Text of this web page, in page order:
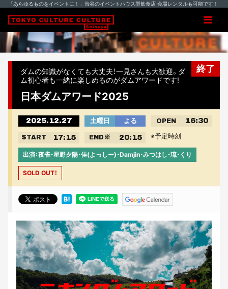
「あらゆるものをイベントに！」渋谷のイベントハウス型飲食店 会場レンタルも可能です！
終了
ダムの知識がなくても大丈夫！一見さんも大歓迎。ダ
ム初心者も一緒に楽しめるのがダムアワードです!
日本ダムアワード2025
2025.12.27 土曜日 よる OPEN 16:30
START 17:15 END ※ 20:15 ※予定時刻
出演：夜雀・星野夕陽・佳(よっしー)・Damjin・みつはし・琉・くり
SOLD OUT！